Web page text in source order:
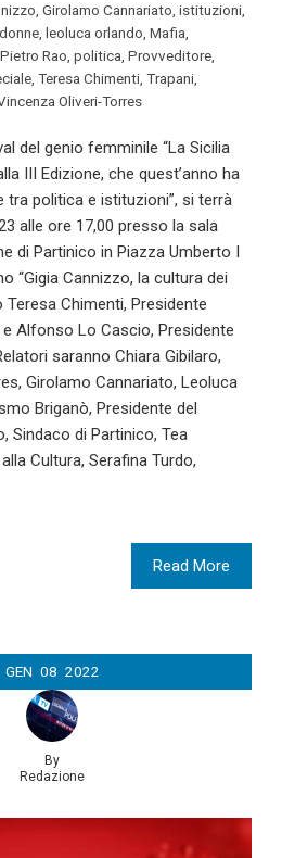
Girolamo Cannariato istituzioni
leoluca orlando Mafia
Pietro Rao politica Provveditore
Teresa Chimenti Trapani
Oliveri-Torres
del genio femminile “La Sicilia
III Edizione, che quest’anno ha
tra politica e istituzioni”, si terrà
alle ore 17,00 presso la sala
di Partinico in Piazza Umberto I
“Gigia Cannizzo, la cultura dei
Chimenti, Presidente
Alfonso Lo Cascio, Presidente
saranno Chiara Gibilaro,
Girolamo Cannariato, Leoluca
Briganò, Presidente del
Sindaco di Partinico, Tea
Cultura, Serafina Turdo,
Read More
GEN 08 2022
By
Redazione